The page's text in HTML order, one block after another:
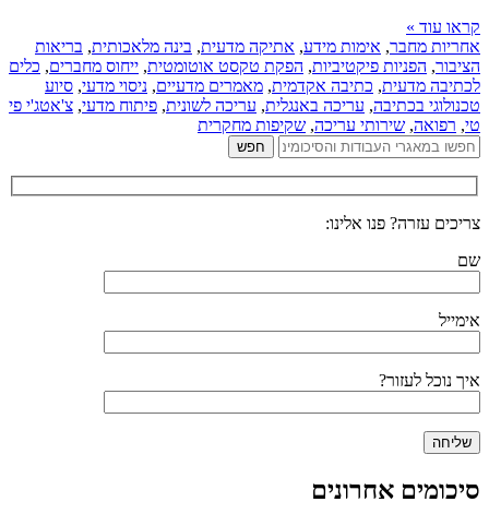
קראו עוד »
אחריות מחבר, אימות מידע, אתיקה מדעית, בינה מלאכותית, בריאות
הציבור, הפניות פיקטיביות, הפקת טקסט אוטומטית, ייחוס מחברים, כלים
לכתיבה מדעית, כתיבה אקדמית, מאמרים מדעיים, ניסוי מדעי, סיוע
טכנולוגי בכתיבה, עריכה באנגלית, עריכה לשונית, פיתוח מדעי, צ'אטג'י פי
טי, רפואה, שירותי עריכה, שקיפות מחקרית
צריכים עזרה? פנו אלינו:
שם
אימייל
איך נוכל לעזור?
סיכומים אחרונים